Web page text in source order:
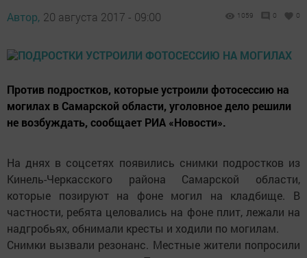
Автор, 20 августа 2017 - 09:00 1059 0 0
Против подростков, которые устроили фотосессию на
могилах в Самарской области, уголовное дело решили
не возбуждать, сообщает РИА «Новости».
На днях в соцсетях появились снимки подростков из
Кинель-Черкасского района Самарской области,
которые позируют на фоне могил на кладбище. В
частности, ребята целовались на фоне плит, лежали на
надгробьях, обнимали кресты и ходили по могилам.
Снимки вызвали резонанс. Местные жители попросили